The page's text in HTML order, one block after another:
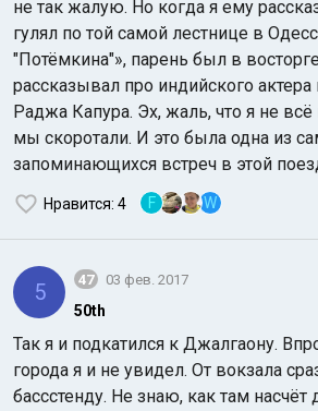
не так жалую. Но когда я ему
гулял по той самой лестнице в
"Потёмкина"», парень был в
рассказывал про индийского
Раджа Капура. Эх, жаль, что я не
мы скоротали. И это была одна из
запоминающихся встреч в этой
Нравится: 4 F W
5 47 03 фев. 2017
50th
Так я и подкатился к Джалгаону.
города я и не увидел. От вокзала
бассстенду. Не знаю, как там